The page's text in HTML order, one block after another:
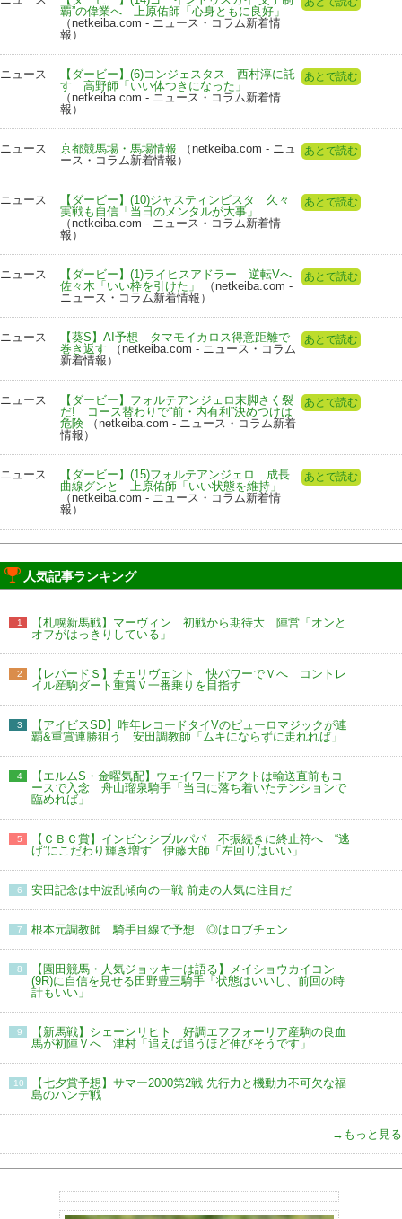
覇”の偉業へ 上原佑師「心身ともに良好」
（netkeiba.com - ニュース・コラム新着情
報）
ニュース
【ダービー】(6)コンジェスタス 西村淳に託
す 高野師「いい体つきになった」
（netkeiba.com - ニュース・コラム新着情
報）
あとで読む
ニュース 京都競馬場・馬場情報 （netkeiba.com - ニュ
ース・コラム新着情報）
あとで読む
ニュース
【ダービー】(10)ジャスティンビスタ 久々
実戦も自信「当日のメンタルが大事」
（netkeiba.com - ニュース・コラム新着情
報）
あとで読む
ニュース
【ダービー】(1)ライヒスアドラー 逆転Vへ
佐々木「いい枠を引けた」
（netkeiba.com -
ニュース・コラム新着情報）
あとで読む
ニュース
【葵S】AI予想 タマモイカロス得意距離で
巻き返す （netkeiba.com - ニュース・コラム
新着情報）
あとで読む
ニュース
【ダービー】フォルテアンジェロ末脚さく裂
だ! コース替わりで“前・内有利”決めつけは
危険 （netkeiba.com - ニュース・コラム新着
情報）
あとで読む
ニュース
【ダービー】(15)フォルテアンジェロ 成長
曲線グンと 上原佑師「いい状態を維持」
（netkeiba.com - ニュース・コラム新着情
報）
あとで読む
人気記事ランキング
1
【札幌新馬戦】マーヴィン 初戦から期待大 陣営「オンと
オフがはっきりしている」
2
【レパードＳ】チェリヴェント 快パワーでＶへ コントレ
イル産駒ダート重賞Ｖ一番乗りを目指す
3
【アイビスSD】昨年レコードタイVのピューロマジックが連
覇&重賞連勝狙う 安田調教師「ムキにならずに走れれば」
4
【エルムS・金曜気配】ウェイワードアクトは輸送直前もコ
ースで入念 舟山瑠泉騎手「当日に落ち着いたテンションで
臨めれば」
5
【ＣＢＣ賞】インビンシブルパパ 不振続きに終止符へ “逃
げ”にこだわり輝き増す 伊藤大師「左回りはいい」
6 安田記念は中波乱傾向の一戦 前走の人気に注目だ
7 根本元調教師 騎手目線で予想 ◎はロブチェン
8
【園田競馬・人気ジョッキーは語る】メイショウカイコン
(9R)に自信を見せる田野豊三騎手「状態はいいし、前回の時
計もいい」
9
【新馬戦】シェーンリヒト 好調エフフォーリア産駒の良血
馬が初陣Ｖへ 津村「追えば追うほど伸びそうです」
10
【七夕賞予想】サマー2000第2戦 先行力と機動力不可欠な福
島のハンデ戦
→もっと見る